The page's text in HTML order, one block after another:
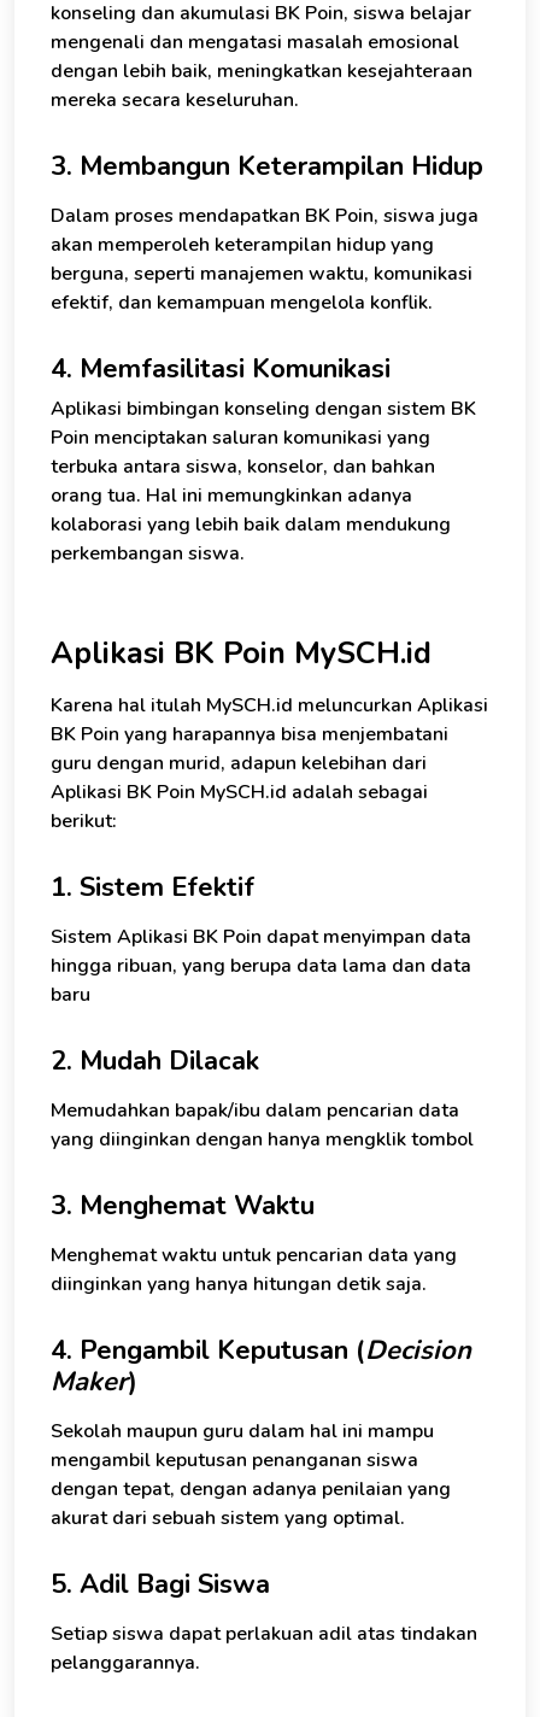
konseling dan akumulasi BK Poin, siswa belajar
mengenali dan mengatasi masalah emosional
dengan lebih baik, meningkatkan kesejahteraan
mereka secara keseluruhan.
3. Membangun Keterampilan Hidup
Dalam proses mendapatkan BK Poin, siswa juga
akan memperoleh keterampilan hidup yang
berguna, seperti manajemen waktu, komunikasi
efektif, dan kemampuan mengelola konflik.
4. Memfasilitasi Komunikasi
Aplikasi bimbingan konseling dengan sistem BK
Poin menciptakan saluran komunikasi yang
terbuka antara siswa, konselor, dan bahkan
orang tua. Hal ini memungkinkan adanya
kolaborasi yang lebih baik dalam mendukung
perkembangan siswa.
Aplikasi BK Poin MySCH.id
Karena hal itulah MySCH.id meluncurkan Aplikasi
BK Poin yang harapannya bisa menjembatani
guru dengan murid, adapun kelebihan dari
Aplikasi BK Poin MySCH.id adalah sebagai
berikut:
1. Sistem Efektif
Sistem Aplikasi BK Poin dapat menyimpan data
hingga ribuan, yang berupa data lama dan data
baru
2. Mudah Dilacak
Memudahkan bapak/ibu dalam pencarian data
yang diinginkan dengan hanya mengklik tombol
3. Menghemat Waktu
Menghemat waktu untuk pencarian data yang
diinginkan yang hanya hitungan detik saja.
4. Pengambil Keputusan (Decision
Maker)
Sekolah maupun guru dalam hal ini mampu
mengambil keputusan penanganan siswa
dengan tepat, dengan adanya penilaian yang
akurat dari sebuah sistem yang optimal.
5. Adil Bagi Siswa
Setiap siswa dapat perlakuan adil atas tindakan
pelanggarannya.